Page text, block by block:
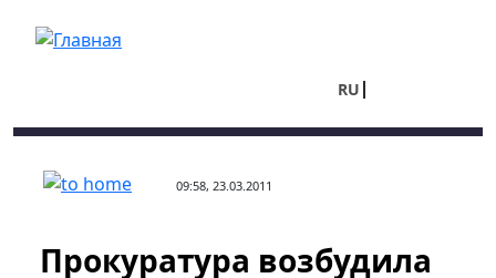
RU
09:58, 23.03.2011
Прокуратура возбудила